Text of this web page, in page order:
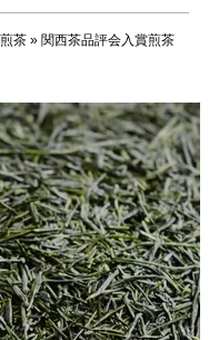
煎茶» 関西茶品評会入賞煎茶